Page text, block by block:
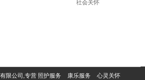
社会关怀
限公司,专营 照护服务 康乐服务
心灵关怀